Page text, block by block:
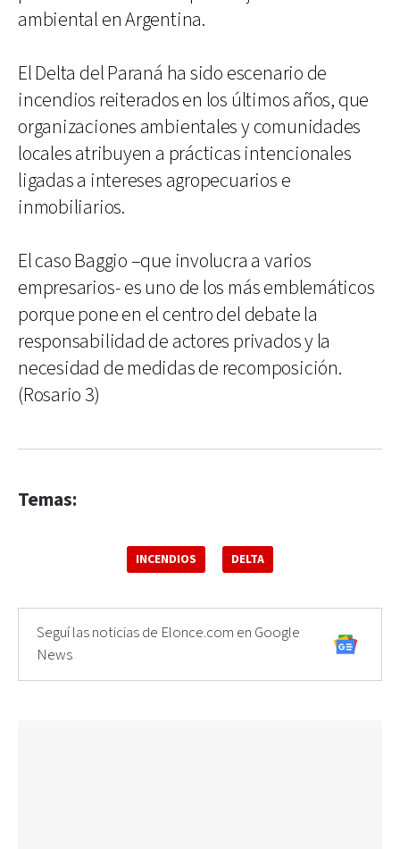
ambiental en Argentina.
El Delta del Paraná ha sido escenario de
incendios reiterados en los últimos años, que
organizaciones ambientales y comunidades
locales atribuyen a prácticas intencionales
ligadas a intereses agropecuarios e
inmobiliarios.
El caso Baggio –que involucra a varios
empresarios- es uno de los más emblemáticos
porque pone en el centro del debate la
responsabilidad de actores privados y la
necesidad de medidas de recomposición.
(Rosario 3)
Temas:
INCENDIOS DELTA
Seguí las noticias de Elonce.com en Google
News